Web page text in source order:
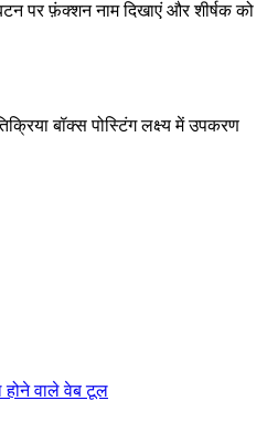
पर फ़ंक्शन नाम दिखाएं और शीर्षक को
बॉक्स पोस्टिंग लक्ष्य में उपकरण
वाले वेब टूल